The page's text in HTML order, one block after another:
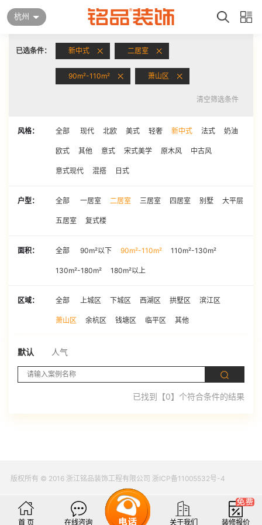
杭州
已选条件： 新中式 二居室
90m²-110m² 萧山区
清空筛选条件
风格： 全部 现代 北欧 美式 轻奢 新中式 法式 奶油
欧式 其他 意式 宋式美学 原木风 中古风
意式现代 混搭 日式
户型： 全部 一居室 二居室 三居室 四居室 别墅 大平层
五居室 复式楼
面积： 全部 90m²以下 90m²-110m² 110m²-130m²
130m²-180m² 180m²以上
区域： 全部 上城区 下城区 西湖区 拱墅区 滨江区
萧山区 余杭区 钱塘区 临平区 其他
默认 人气
已找到【0】个符合条件的结果
版权所有 © 2016 浙江铭品装饰工程有限公司 浙ICP备11005532号-4
首 页 在线咨询 关于我们 装修报价